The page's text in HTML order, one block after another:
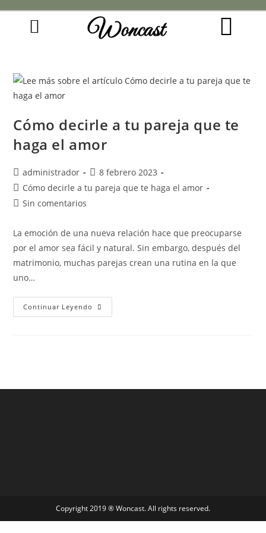
Woncast
Cómo decirle a tu pareja que te
haga el amor
administrador
8 febrero 2023
Cómo decirle a tu pareja que te haga el amor
Sin comentarios
La emoción de una nueva relación hace que preocuparse
por el amor sea fácil y natural. Sin embargo, después del
matrimonio, muchas parejas crean una rutina en la que
uno…
Continuar Leyendo
Copyright 2019 ® Woncast. All rights reserved.